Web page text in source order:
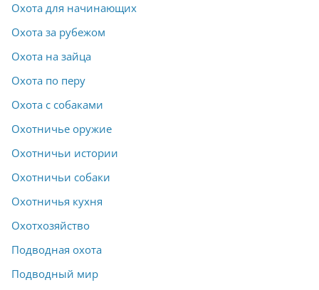
Охота для начинающих
Охота за рубежом
Охота на зайца
Охота по перу
Охота с собаками
Охотничье оружие
Охотничьи истории
Охотничьи собаки
Охотничья кухня
Охотхозяйство
Подводная охота
Подводный мир